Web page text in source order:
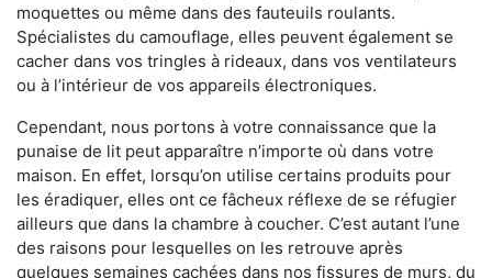
moquettes ou même dans des fauteuils roulants.
Spécialistes du camouflage, elles peuvent également se
cacher dans vos tringles à rideaux, dans vos ventilateurs
ou à l’intérieur de vos appareils électroniques.
Cependant, nous portons à votre connaissance que la
punaise de lit peut apparaître n’importe où dans votre
maison. En effet, lorsqu’on utilise certains produits pour
les éradiquer, elles ont ce fâcheux réflexe de se réfugier
ailleurs que dans la chambre à coucher. C’est autant l’une
des raisons pour lesquelles on les retrouve après
quelques semaines cachées dans nos fissures de murs, du